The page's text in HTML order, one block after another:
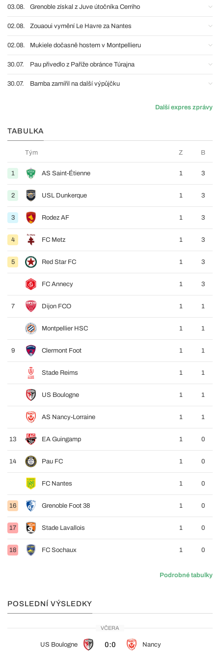
03.08. Grenoble získal z Juve útočníka Cerriho
02.08. Zouaoui vymění Le Havre za Nantes
02.08. Mukiele dočasně hostem v Montpellieru
30.07. Pau přivedlo z Paříže obránce Túrajna
30.07. Bamba zamířil na další výpůjčku
Další expres zprávy
TABULKA
Tým Z B
1 AS Saint-Étienne 1 3
2 USL Dunkerque 1 3
3 Rodez AF 1 3
4 FC Metz 1 3
5 Red Star FC 1 3
FC Annecy 1 3
7 Dijon FCO 1 1
Montpellier HSC 1 1
9 Clermont Foot 1 1
Stade Reims 1 1
US Boulogne 1 1
AS Nancy-Lorraine 1 1
13 EA Guingamp 1 0
14 Pau FC 1 0
FC Nantes 1 0
16 Grenoble Foot 38 1 0
17 Stade Lavallois 1 0
18 FC Sochaux 1 0
Podrobné tabulky
POSLEDNÍ VÝSLEDKY
VČERA
US Boulogne 0:0 Nancy